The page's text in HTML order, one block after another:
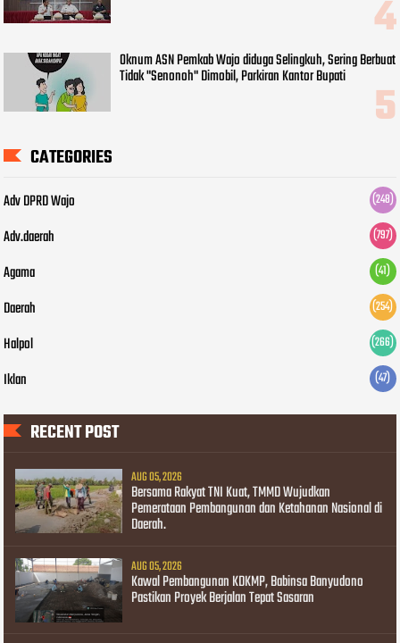
Oknum ASN Pemkab Wajo diduga Selingkuh, Sering Berbuat
Tidak "Senonoh" Dimobil, Parkiran Kantor Bupati
CATEGORIES
Adv DPRD Wajo (248)
Adv.daerah (797)
Agama (41)
Daerah (254)
Halpol (266)
Iklan (47)
RECENT POST
AUG 05, 2026
Bersama Rakyat TNI Kuat, TMMD Wujudkan
Pemerataan Pembangunan dan Ketahanan Nasional di
Daerah.
AUG 05, 2026
Kawal Pembangunan KDKMP, Babinsa Banyudono
Pastikan Proyek Berjalan Tepat Sasaran